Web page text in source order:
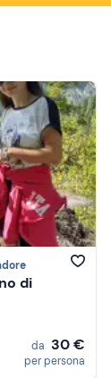
di
da 30 €
per persona